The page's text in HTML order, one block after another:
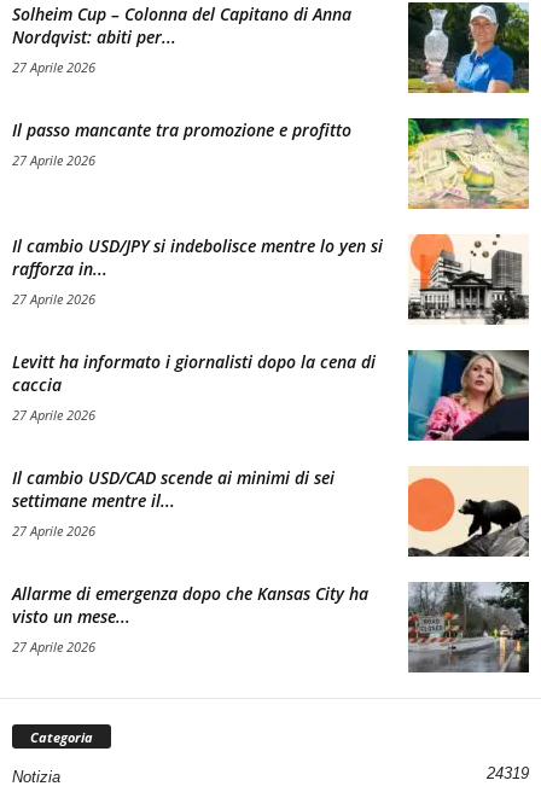
Solheim Cup – Colonna del Capitano di Anna
Nordqvist: abiti per...
27 Aprile 2026
Il passo mancante tra promozione e profitto
27 Aprile 2026
Il cambio USD/JPY si indebolisce mentre lo yen si
rafforza in...
27 Aprile 2026
Levitt ha informato i giornalisti dopo la cena di
caccia
27 Aprile 2026
Il cambio USD/CAD scende ai minimi di sei
settimane mentre il...
27 Aprile 2026
Allarme di emergenza dopo che Kansas City ha
visto un mese...
27 Aprile 2026
Categoria
Notizia 24319